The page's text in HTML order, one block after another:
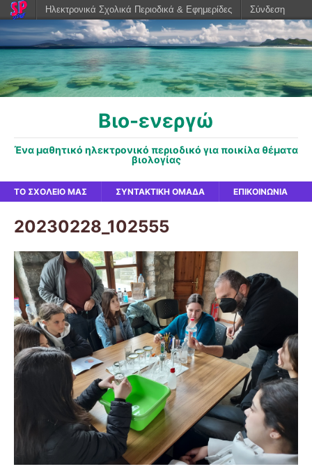
Βιο-ενεργώ
Ένα μαθητικό ηλεκτρονικό περιοδικό για ποικίλα θέματα
βιολογίας
ΤΟ ΣΧΟΛΕΊΟ ΜΑΣ ΣΥΝΤΑΚΤΙΚΉ ΟΜΆΔΑ ΕΠΙΚΟΙΝΩΝΊΑ
20230228_102555
Ηλεκτρονικά Σχολικά Περιοδικά & Εφημερίδες Σύνδεση